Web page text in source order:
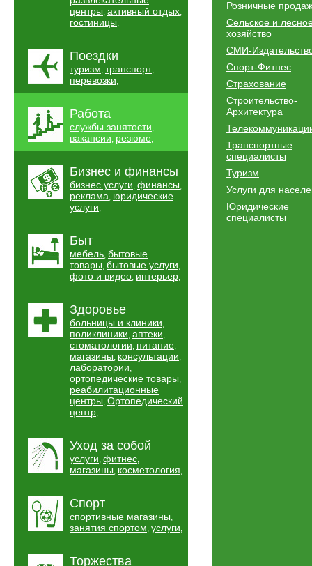
центры, активный отдых,
гостиницы,
Поездки
туризм, транспорт,
перевозки,
Работа
службы занятости,
вакансии, резюме,
Бизнес и финансы
бизнес услуги, финансы,
реклама, юридические
услуги,
Быт
мебель, бытовые
товары, бытовые услуги,
фото и видео, интерьер,
Здоровье
больницы и клиники,
поликлиники, аптеки,
стоматологии, питание,
магазины, консультации,
лаборатории,
ортопедические товары,
реабилитационные
центры, Ортопедический
центр,
Уход за собой
услуги, фитнес,
магазины, косметология,
Спорт
спортивные магазины,
занятия спортом, услуги,
Торжества
Розничные
Сельское и
хозяйство
СМИ-
Спорт-Фитнес
Страхование
Строительство-
Архитектура
Транспортные
специалисты
Туризм
Услуги для
Юридические
специалисты